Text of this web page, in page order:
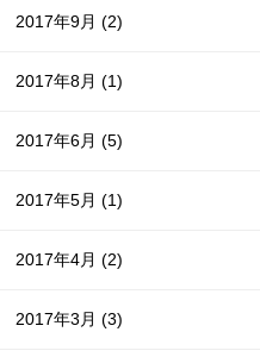
2017年9月(2)
2017年8月(1)
2017年6月(5)
2017年5月(1)
2017年4月(2)
2017年3月(3)